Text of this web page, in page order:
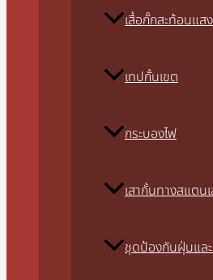
เสื้อกั๊กสะท้อนแสง
เทปกั้นเขต
กระบองไฟ
เสากั้นทางสแตน
ชุดป้องกันฝุ่นแล